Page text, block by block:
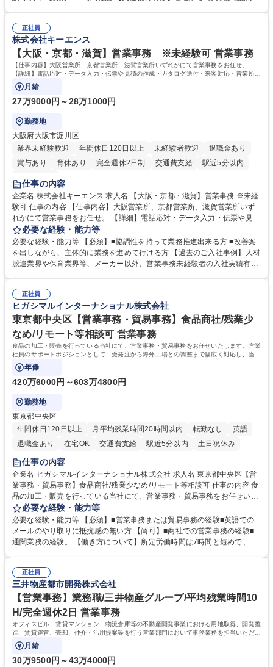
平均100件前後■メール・手紙：同上40件前後 募集職種 中野本社【お客様
相談室】お客様のお声をもとにより良い商品づくりへ貢献
すのでご安心ください。 【当社について】キリングループの広報機能を担
う会社として、お客様との出会いを大切にし、磨き上げたホスピタリティ
を込めてコミュニケーションをとりながら広報関連業務を行っておりま
す。 学歴・資格 学歴：大学院 大学 高専 短大 専修学校 高校 語学力： 資
格：
正社員
株式会社キーエンス
【大阪・京都・滋賀】営業事務 ※未経験可 営業事務
【仕事内容】大阪営業所、京都営業所、滋賀営業所いずれかにて営業事務をお任せ。
【詳細】電話応対・データ入力・伝票や見積の作成・カタログ送付・来客対応・営業所内
で発生する事務業務や業務改善をお任せ。
月給
27万9000円～28万1000円
勤務地
大阪府大阪市淀川区
業界未経験歓迎
年間休日120日以上 未経験者歓迎
退職金あり
賞与あり
育休あり 完全週休2日制 交通費支給
駅近5分以内
土日祝休み
仕事の内容
企業名 株式会社キーエンス 求人名 【大阪・京都・滋賀】営業事務 ※未経
験可 仕事の内容 【仕事内容】大阪営業所、京都営業所、滋賀営業所いず
れかにて営業事務をお任せ。 【詳細】電話応対・データ入力・伝票や見積
の作成・カタログ送付・来客対応・営業所内で発生する事務業務や業務改
善をお任せ。 【教育制度】ご入社後、育成担当とペアになりながらOJTに
て業務を覚えていただくことが可能です。業務システムがきちんと構築さ
れているため、スムーズに仕事に慣れることができる環境です。また、
募集職種 【大阪・京都・滋賀】営業事務 ※未経験可
必要な経験・能力等
必要な経験・能力等 【必須】■協調性を持って業務推進出来る方 ■改善案
を出しながら、主体的に業務を進めて行ける方 【過去のご入社事例】人材
派遣業界や保育業界等、メーカー以外、営業事務未経験者の入社実績有
えて、お客様や社員の状況に合わせ、能動的なサポート、改善の動きも期
待され。組織を支えるスペシャリストとして、チームに貢献し、結果的に
社員から頼られる存在になることができます。平均19:30の退勤以降の業
務の持ち帰りも禁止されており、メリハリのある働き方となります。 学
歴・資格 学歴：大学院 大学 高専 短大 語学力： 資格：
正社員
ヒガシマルインターナショナル株式会社
東京都中央区【営業事務・貿易事務】食品商社/残業少
なめ/リモート等相談可 営業事務
食品の加工・販売を行っている当社にて、営業事務・貿易事務をお任せいたします。営業
社員のサポートポジションとして、受発注から海外工場との調整まで幅広く対応し、当社
事業の根幹を支えていただきます。
年俸
420万6000円～603万4800円
勤務地
東京都中央区
年間休日120日以上
月平均残業時間20時間以内 転勤なし
英語
退職金あり
在宅OK 交通費支給 駅近5分以内 土日祝休み
仕事の内容
企業名 ヒガシマルインターナショナル株式会社 求人名 東京都中央区【営
業事務・貿易事務】食品商社/残業少なめ/リモート等相談可 仕事の内容 食
品の加工・販売を行っている当社にて、営業事務・貿易事務をお任せいた
します。営業社員のサポートポジションとして、受発注から海外工場との
調整まで幅広く対応し、当社事業の根幹を支えていただきます。 ■受発注
業務、請求書発行 ■海外工場とのスケジュール調整 ■在庫管理 ■輸入書類
の確認・作成 ■配送手配 ■通関業者を通して行う輸出入業全般 ■倉庫との
ルプロデュースしているため、商品に関わる全ての業務をサポート頂きま
す。 募集職種 東京都中央区【営業事務・貿易事務】食品商社/残業少なめ/
リモート等相談可
必要な経験・能力等
必要な経験・能力等 【必須】■営業事務または貿易事務の経験■英語での
メールのやり取りに抵抗感の無い方 【尚可】■商社での営業事務の経験■
通関業務の経験。 【働き方について】所定労働時間は7時間と短めで、残
の強み】1991年の設立以来、外食産業を中心としたお客様の多様なニー
ズに沿った冷凍水産物等の生産・輸入・販売を一貫して手掛けています。
自社工場と海外拠点の強固な連携によるワンストップサービスが最大の強
みです。 学歴・資格 学歴：大学院 大学 語学力：英語 資格：
正社員
三井物産都市開発株式会社
【営業事務】業務職/三井物産グループ/平均残業時間10
H/完全週休2日 営業事務
オフィスビル、賃貸マンション、物流倉庫等の不動産開発事業における用地取得、開発推
進、賃貸運営、売却、仲介・活用提案等を行う営業部門において事務業務を担当いただき
ます。
月給
30万9500円～43万4000円